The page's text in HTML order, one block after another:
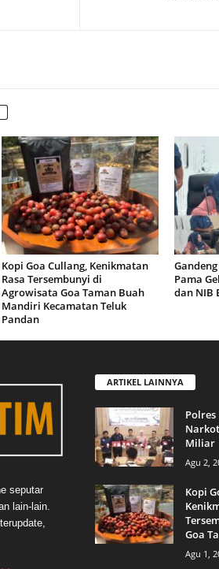
Kopi Goa Cullang, Kenikmatan
Rasa Tersembunyi di
Agrowisata Goa Taman Buah
Mandiri Kecamatan Teluk
Pandan
Gandeng
Pama
dan NIB
seputar
lain-lain.
ARTIKEL LAINNYA
Miliar
Agu 2,
Kopi
Goa
Agu 1,